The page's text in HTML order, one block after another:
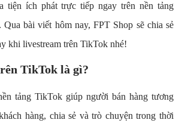
tiện ích phát trực tiếp ngay trên nền tảng
Qua bài viết hôm nay, FPT Shop sẽ chia sẻ
khi livestream trên TikTok nhé!
TikTok là gì?
tảng TikTok giúp người bán hàng tương
hàng, chia sẻ và trò chuyện trong thời